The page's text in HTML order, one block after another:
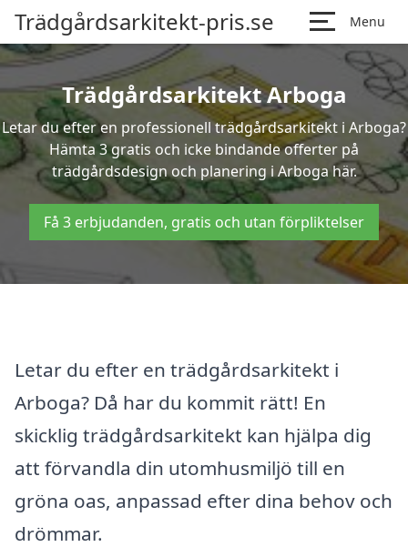
Trädgårdsarkitekt-pris.se Menu
Trädgårdsarkitekt Arboga
Letar du efter en professionell trädgårdsarkitekt i Arboga?
Hämta 3 gratis och icke bindande offerter på
trädgårdsdesign och planering i Arboga här.
Få 3 erbjudanden, gratis och utan förpliktelser
Letar du efter en trädgårdsarkitekt i
Arboga? Då har du kommit rätt! En
skicklig trädgårdsarkitekt kan hjälpa dig
att förvandla din utomhusmiljö till en
gröna oas, anpassad efter dina behov och
drömmar.